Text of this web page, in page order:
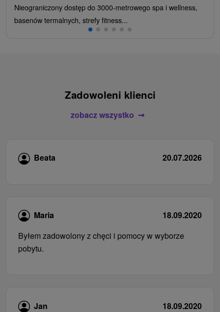
Nieograniczony dostęp do 3000-metrowego spa i wellness,
basenów termalnych, strefy fitness...
Zadowoleni klienci
zobacz wszystko
Beata 20.07.2026
Maria
18.09.2020
Byłem zadowolony z chęci i pomocy w wyborze
pobytu.
Jan
18.09.2020